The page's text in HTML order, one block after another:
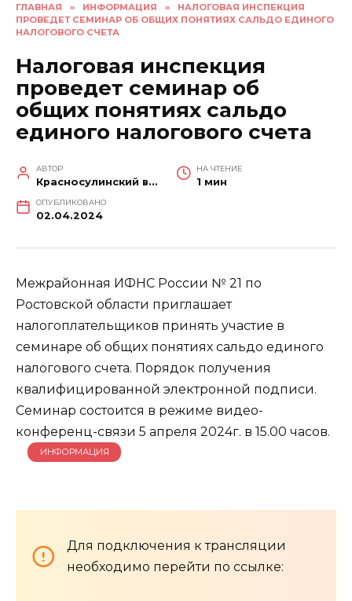
ГЛАВНАЯ » ИНФОРМАЦИЯ »
НАЛОГОВАЯ ИНСПЕКЦИЯ
ПРОВЕДЕТ СЕМИНАР ОБ ОБЩИХ ПОНЯТИЯХ САЛЬДО ЕДИНОГО
НАЛОГОВОГО СЧЕТА
Налоговая инспекция
проведет семинар об
общих понятиях сальдо
единого налогового счета
АВТОР
Красносулинский вестник
НА ЧТЕНИЕ
1 мин
ОПУБЛИКОВАНО
02.04.2024
Межрайонная ИФНС России № 21 по
Ростовской области приглашает
налогоплательщиков принять участие в
семинаре об общих понятиях сальдо единого
налогового счета. Порядок получения
квалифицированной электронной подписи.
Семинар состоится в режиме видео-
конференц-связи 5 апреля 2024г. в 15.00 часов.
ИНФОРМАЦИЯ
Для подключения к трансляции
необходимо перейти по ссылке: